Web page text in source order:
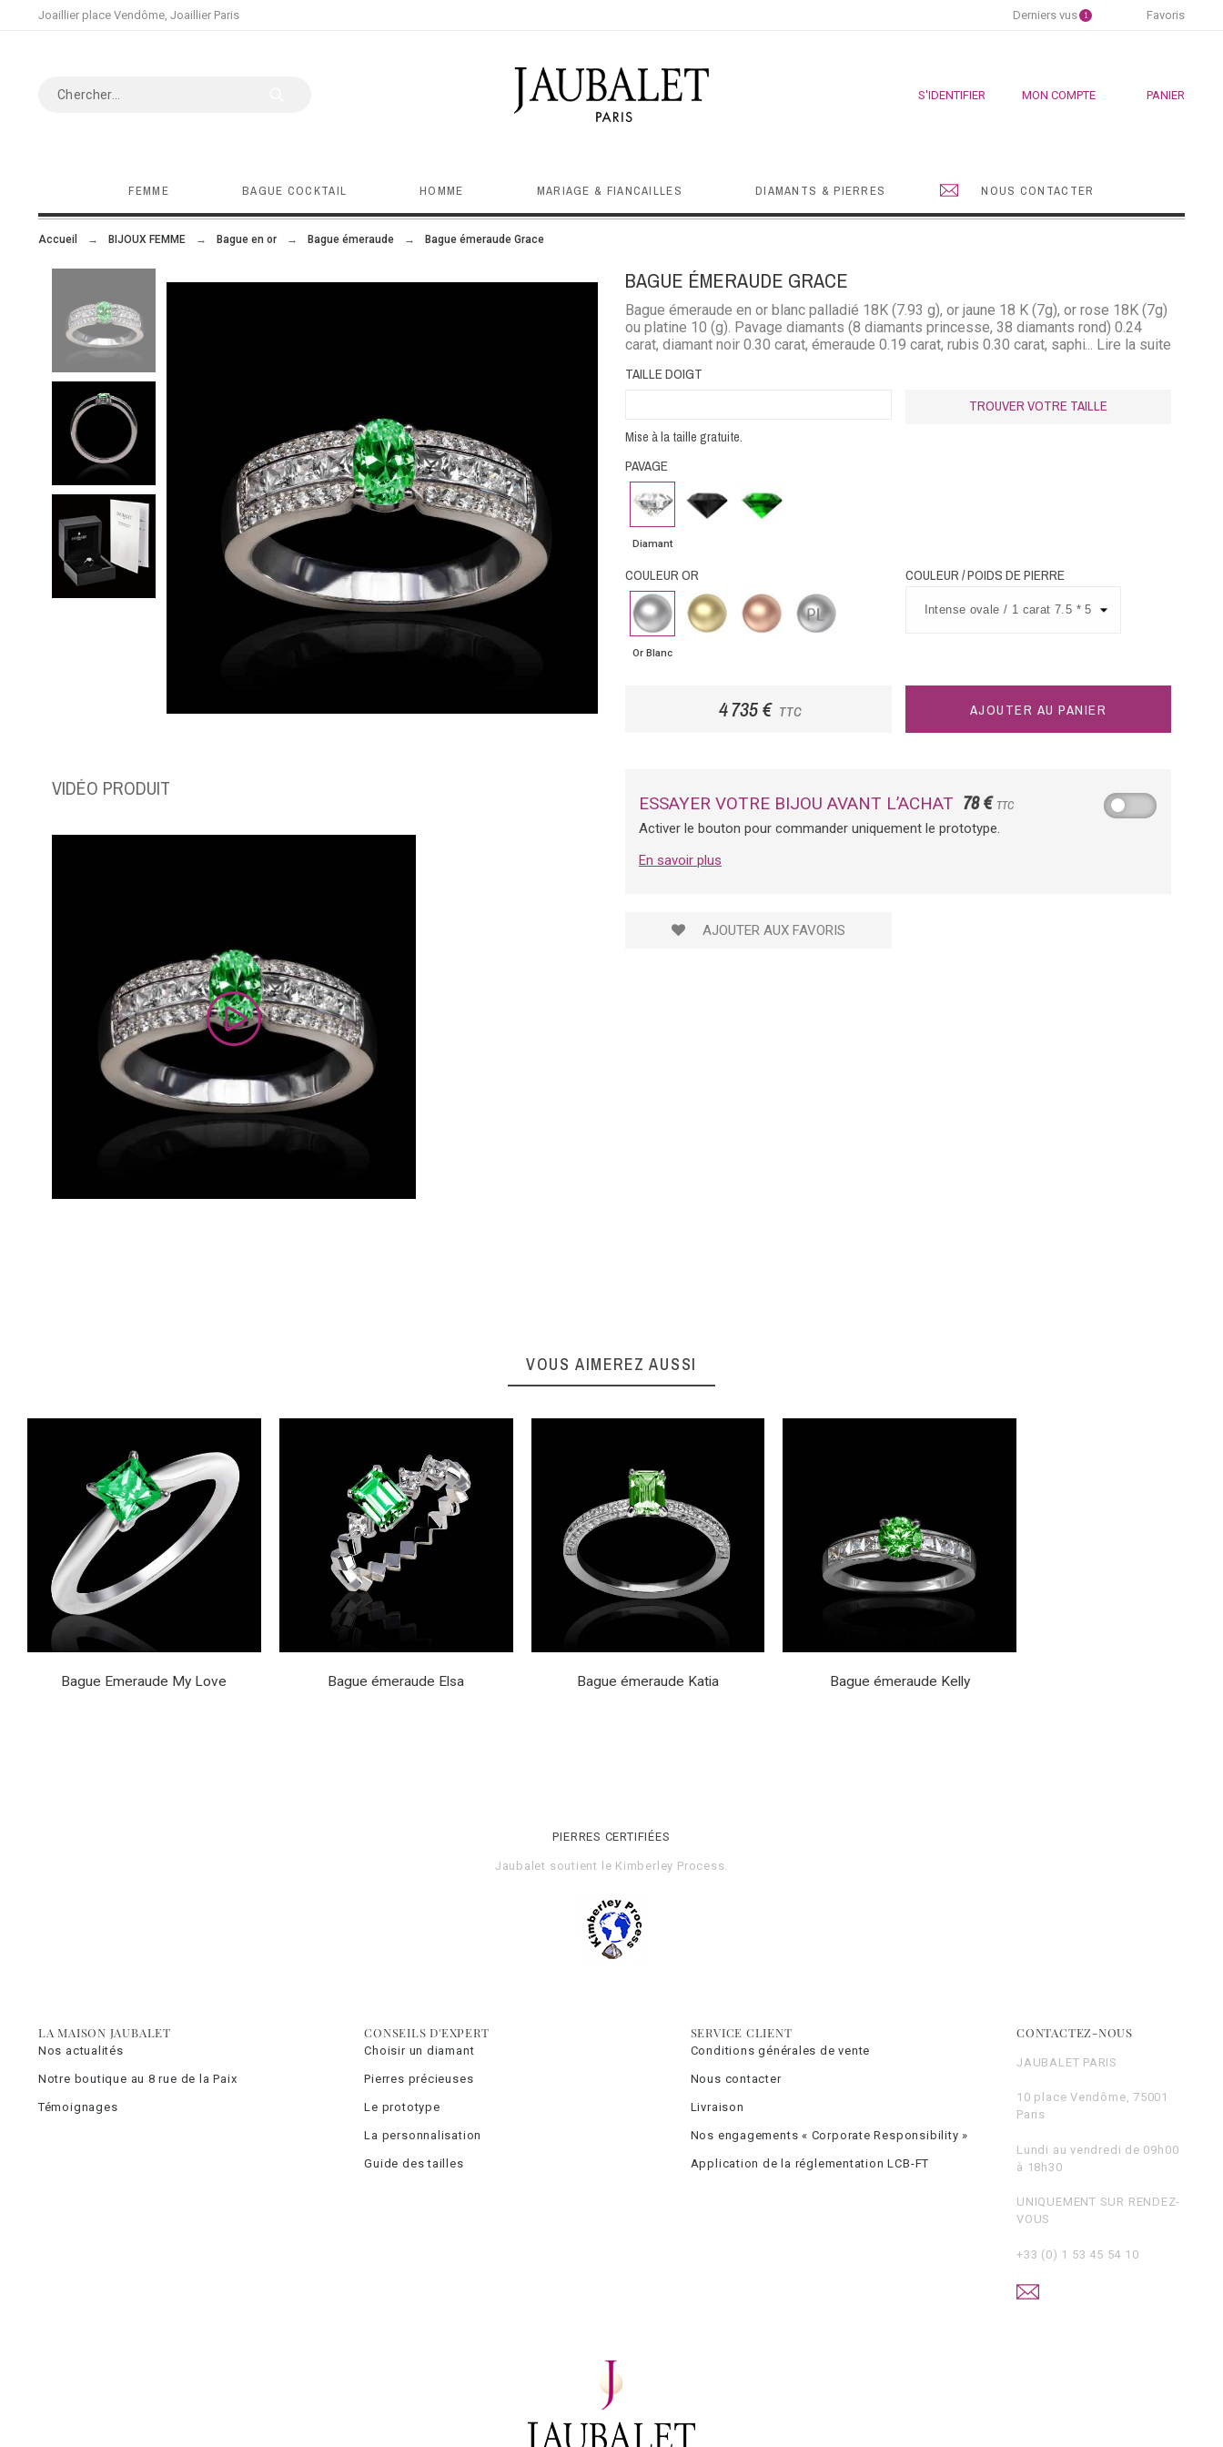
Joaillier place Vendôme, Joaillier Paris Derniers vus 1 Favoris
S'IDENTIFIER MON COMPTE PANIER
FEMME BAGUE COCKTAIL HOMME MARIAGE & FIANCAILLES DIAMANTS & PIERRES NOUS CONTACTER
Accueil BIJOUX FEMME Bague en or Bague émeraude Bague émeraude Grace
VIDÉO PRODUIT
BAGUE ÉMERAUDE GRACE
Bague émeraude en or blanc palladié 18K (7.93 g), or jaune 18 K (7g), or rose 18K (7g)
ou platine 10 (g). Pavage diamants (8 diamants princesse, 38 diamants rond) 0.24
carat, diamant noir 0.30 carat, émeraude 0.19 carat, rubis 0.30 carat, saphir 0.30 carat.
... Lire la suite
TAILLE DOIGT
Mise à la taille gratuite.
TROUVER VOTRE TAILLE
PAVAGE
Diamant
Diamant
Diamant
noir
Emeraude
COULEUR OR
Or
Blanc
Or Blanc
Or
Jaune
Or
Rose
Platine
COULEUR / POIDS DE PIERRE
4 735 € TTC AJOUTER AU PANIER
ESSAYER VOTRE BIJOU AVANT L’ACHAT 78 € TTC
Activer le bouton pour commander uniquement le prototype.
En savoir plus
AJOUTER AUX FAVORIS
VOUS AIMEREZ AUSSI
Bague Emeraude My Love Bague émeraude Elsa Bague émeraude Katia Bague émeraude Kelly
PIERRES CERTIFIÉES
Jaubalet soutient le Kimberley Process
LA MAISON JAUBALET
Nos actualités
Notre boutique au 8 rue de la Paix
Témoignages
CONSEILS D'EXPERT
Choisir un diamant
Pierres précieuses
Le prototype
La personnalisation
Guide des tailles
SERVICE CLIENT
Conditions générales de vente
Nous contacter
Livraison
Nos engagements « Corporate Responsibility »
Application de la réglementation LCB-FT
CONTACTEZ-NOUS
JAUBALET PARIS
10 place Vendôme, 75001
Paris
Lundi au vendredi de 09h00
à 18h30
UNIQUEMENT SUR RENDEZ-
VOUS
+33 (0) 1 53 45 54 10